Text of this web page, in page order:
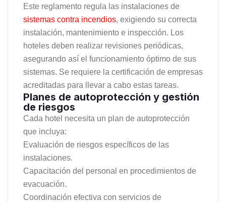
Este reglamento regula las instalaciones de
sistemas contra incendios, exigiendo su correcta
instalación, mantenimiento e inspección. Los
hoteles deben realizar revisiones periódicas,
asegurando así el funcionamiento óptimo de sus
sistemas. Se requiere la certificación de empresas
acreditadas para llevar a cabo estas tareas.
Planes de autoprotección y gestión
de riesgos
Cada hotel necesita un plan de autoprotección
que incluya:
Evaluación de riesgos específicos de las
instalaciones.
Capacitación del personal en procedimientos de
evacuación.
Coordinación efectiva con servicios de